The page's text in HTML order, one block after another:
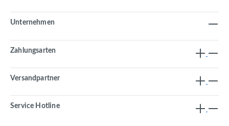
Unternehmen
Zahlungsarten
Versandpartner
Service Hotline